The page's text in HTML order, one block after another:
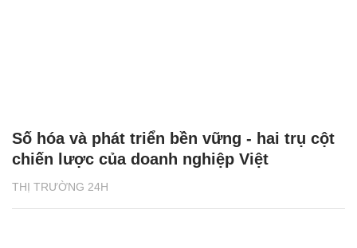
THỊ TRƯỜNG 24H
Số hóa và phát triển bền vững - hai trụ cột
chiến lược của doanh nghiệp Việt